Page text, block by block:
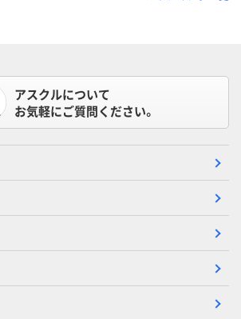
アスクルについて
お気軽にご質問ください。